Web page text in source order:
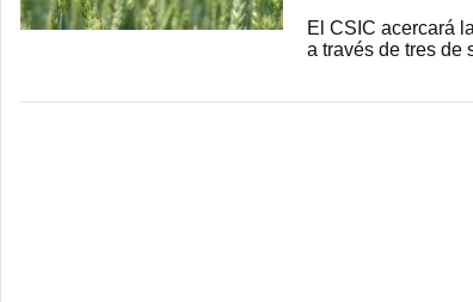
El CSIC acercará
a través de tres de